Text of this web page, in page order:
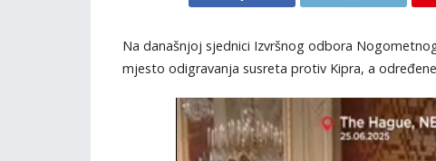
Na današnjoj sjednici Izvršnog odbora
mjesto odigravanja susreta protiv Kipra, a